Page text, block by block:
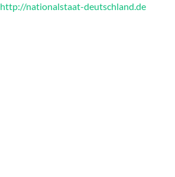
http://nationalstaat-deutschland.de